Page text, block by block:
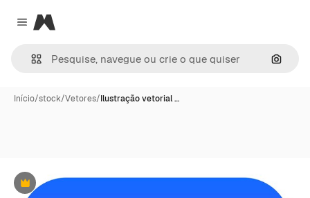
Close menu
Magnific
Início/stock/Vetores/Ilustração vetorial …
Premium